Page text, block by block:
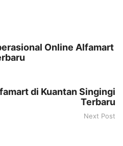
Online Alfamart
di Kuantan Singingi
Terbaru
Next Post